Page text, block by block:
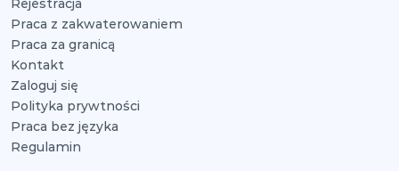
Rejestracja
Praca z zakwaterowaniem
Praca za granicą
Kontakt
Zaloguj się
Polityka prywtności
Praca bez języka
Regulamin